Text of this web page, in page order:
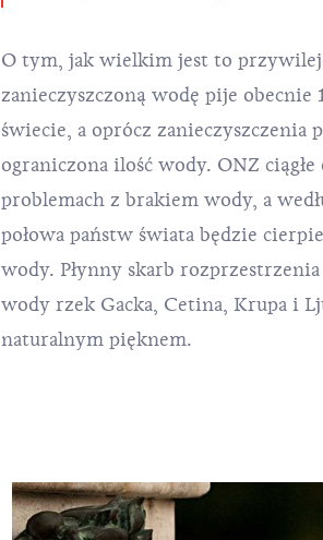
O tym, jak wielkim jest to
zanieczyszczoną wodę pije obecnie
świecie, a oprócz zanieczyszczenia
ograniczona ilość wody. ONZ
problemach z brakiem wody, a
połowa państw świata będzie
wody. Płynny skarb
wody rzek Gacka, Cetina, Krupa i
naturalnym pięknem.